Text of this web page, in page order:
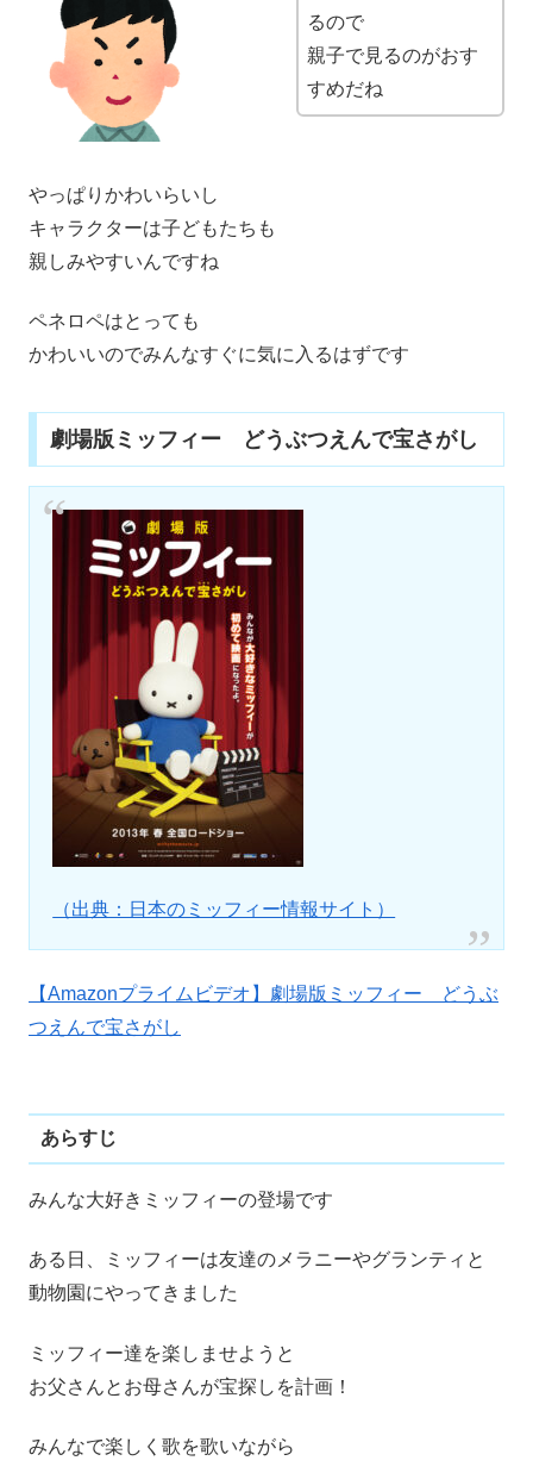
るので
親子で見るのがおす
すめだね
やっぱりかわいらいし
キャラクターは子どもたちも
親しみやすいんですね
ペネロペはとっても
かわいいのでみんなすぐに気に入るはずです
劇場版ミッフィー どうぶつえんで宝さがし
（出典：日本のミッフィー情報サイト）
【Amazonプライムビデオ】劇場版ミッフィー どうぶ
つえんで宝さがし
あらすじ
みんな大好きミッフィーの登場です
ある日、ミッフィーは友達のメラニーやグランティと
動物園にやってきました
ミッフィー達を楽しませようと
お父さんとお母さんが宝探しを計画！
みんなで楽しく歌を歌いながら